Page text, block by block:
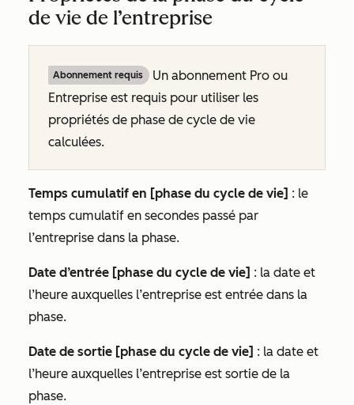
de vie de l’entreprise
Abonnement requis Un abonnement Pro ou
Entreprise est requis pour utiliser les
propriétés de phase de cycle de vie
calculées.
Temps cumulatif en [phase du cycle de vie] : le
temps cumulatif en secondes passé par
l’entreprise dans la phase.
Date d’entrée [phase du cycle de vie] : la date et
l’heure auxquelles l’entreprise est entrée dans la
phase.
Date de sortie [phase du cycle de vie] : la date et
l’heure auxquelles l’entreprise est sortie de la
phase.